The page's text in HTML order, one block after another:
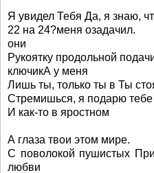
Я увидел Тебя Да, я знаю,
22 на 24?меня озадачил.
они
Рукоятку продольной
ключикА у меня
Лишь ты, только ты в Ты
Стремишься, я подарю тебе
И как-то в яростном
А глаза твои этом мире.
С поволокой пушистых
любви